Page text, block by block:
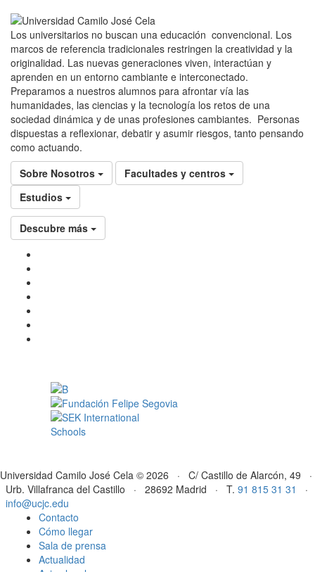
Los universitarios no buscan una educación convencional. Los
marcos de referencia tradicionales restringen la creatividad y la
originalidad. Las nuevas generaciones viven, interactúan y
aprenden en un entorno cambiante e interconectado.
Preparamos a nuestros alumnos para afrontar vía las
humanidades, las ciencias y la tecnología los retos de una
sociedad dinámica y de unas profesiones cambiantes. Personas
dispuestas a reflexionar, debatir y asumir riesgos, tanto pensando
como actuando.
Sobre Nosotros
Facultades y centros
Estudios
Descubre más
Universidad Camilo José Cela © 2026 · C/ Castillo de Alarcón, 49 ·
Urb. Villafranca del Castillo · 28692 Madrid · T. 91 815 31 31
·
info@ucjc.edu
Contacto
Cómo llegar
Sala de prensa
Actualidad